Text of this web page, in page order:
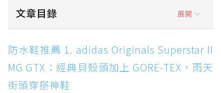
文章目錄 展開
防水鞋推薦 1. adidas Originals Superstar II
MG GTX：經典貝殼頭加上 GORE-TEX，雨天街
頭穿搭神鞋
防水鞋推薦 2. New Balance Hierro v9 GORE-
防水鞋推薦 1. adidas Originals Superstar II
MG GTX：經典貝殼頭加上 GORE-TEX，雨天
街頭穿搭神鞋